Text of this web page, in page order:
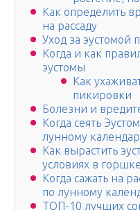
Как определить
на рассаду
Уход за эустомой
Когда и как
эустомы
Как
пикировки
Болезни и
Когда сеять
лунному
Как вырастить
условиях в горшке
Когда сажать на
по лунному
ТОП-10 лучших